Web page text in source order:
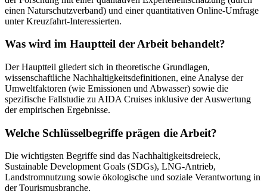
einen Naturschutzverband) und einer quantitativen Online-Umfrage
unter Kreuzfahrt-Interessierten.
Was wird im Hauptteil der Arbeit behandelt?
Der Hauptteil gliedert sich in theoretische Grundlagen,
wissenschaftliche Nachhaltigkeitsdefinitionen, eine Analyse der
Umweltfaktoren (wie Emissionen und Abwasser) sowie die
spezifische Fallstudie zu AIDA Cruises inklusive der Auswertung
der empirischen Ergebnisse.
Welche Schlüsselbegriffe prägen die Arbeit?
Die wichtigsten Begriffe sind das Nachhaltigkeitsdreieck,
Sustainable Development Goals (SDGs), LNG-Antrieb,
Landstromnutzung sowie ökologische und soziale Verantwortung in
der Tourismusbranche.